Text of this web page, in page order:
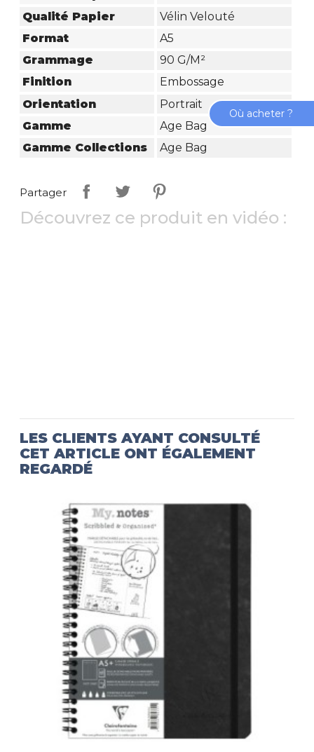
Qualité Papier
Vélin Velouté
Format
A5
Grammage
90 G/m²
Finition
Embossage
Orientation
Portrait
Gamme
Age Bag
Gamme Collections
Age Bag
Partager
Découvrez ce produit en vidéo :
LES CLIENTS AYANT CONSULTÉ
CET ARTICLE ONT ÉGALEMENT
REGARDÉ
Où acheter ?